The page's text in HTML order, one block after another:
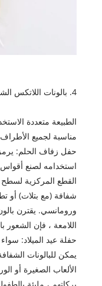
4. بالونات اللاتكس الشفافة لديها العديد من سيناريوهات التطبيق
الطبيعة متعددة
مناسبة لجميع الأطراف
حفل زفاف الحلم:
استخدامه لصنع أقواس
القطع المركزية
شفافة (مع بتلات) أو
ورومانسي. يقترن
اللامعة ، فإن الشعور
حفلة عيد الميلاد:
يمكن للبالونات
الألعاب الصغيرة أو